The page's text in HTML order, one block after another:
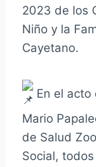
2023 de los
Niño y la
Cayetano.
En el
Mario
de Salud
Social,